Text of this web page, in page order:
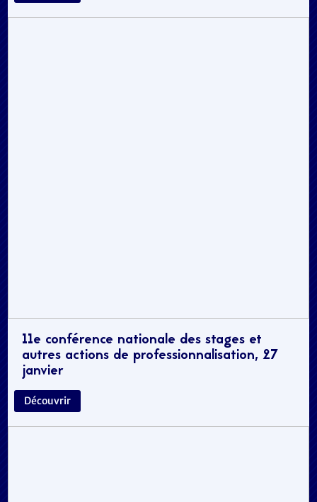
11e conférence nationale des stages et
autres actions de professionnalisation, 27
janvier
Découvrir